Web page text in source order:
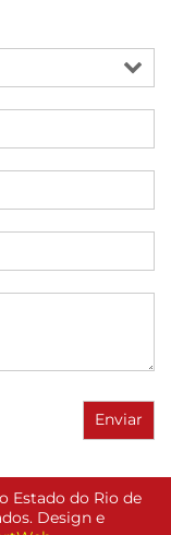
Estado do Rio de
Design e